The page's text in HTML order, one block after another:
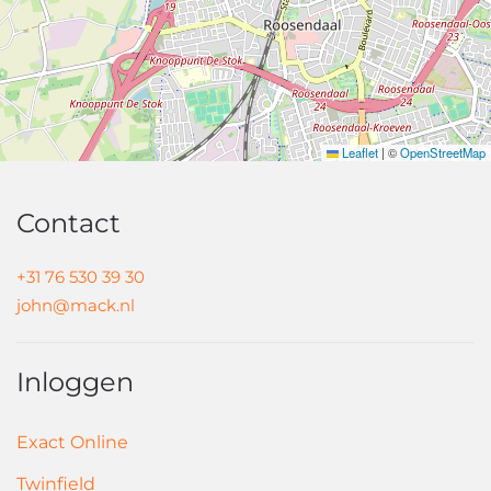
Leaflet | ©OpenStreetMap
Contact
+31 76 530 39 30
john@mack.nl
Inloggen
Exact Online
Twinfield